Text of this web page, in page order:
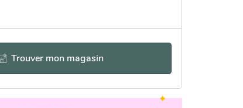
Trouver mon magasin